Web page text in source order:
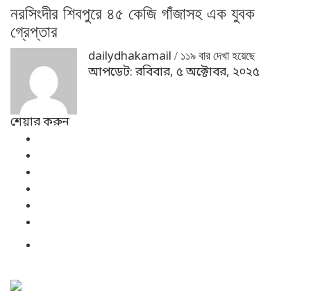
নরসিংদীর শিবপুরে ৪৫ কেজি গাঁজাসহ এক যুবক
গ্রেপ্তার
dailydhakamail / ১১৯ বার দেখা হয়েছে
আপডেট: রবিবার, ৫ অক্টোবর, ২০২৫
শেয়ার করুন